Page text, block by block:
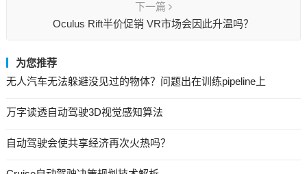
下一篇
Oculus Rift半价促销 VR市场会因此升温吗？
为您推荐
无人汽车无法躲避没见过的物体？问题出在训练pipeline上
万字读透自动驾驶3D视觉感知算法
自动驾驶会使共享经济再次火热吗？